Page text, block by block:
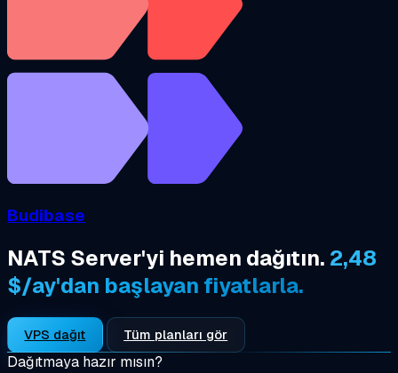
Budibase
NATS Server'yi hemen dağıtın. 2,48
$/ay'dan başlayan fiyatlarla.
VPS dağıt Tüm planları gör
Dağıtmaya hazır mısın?